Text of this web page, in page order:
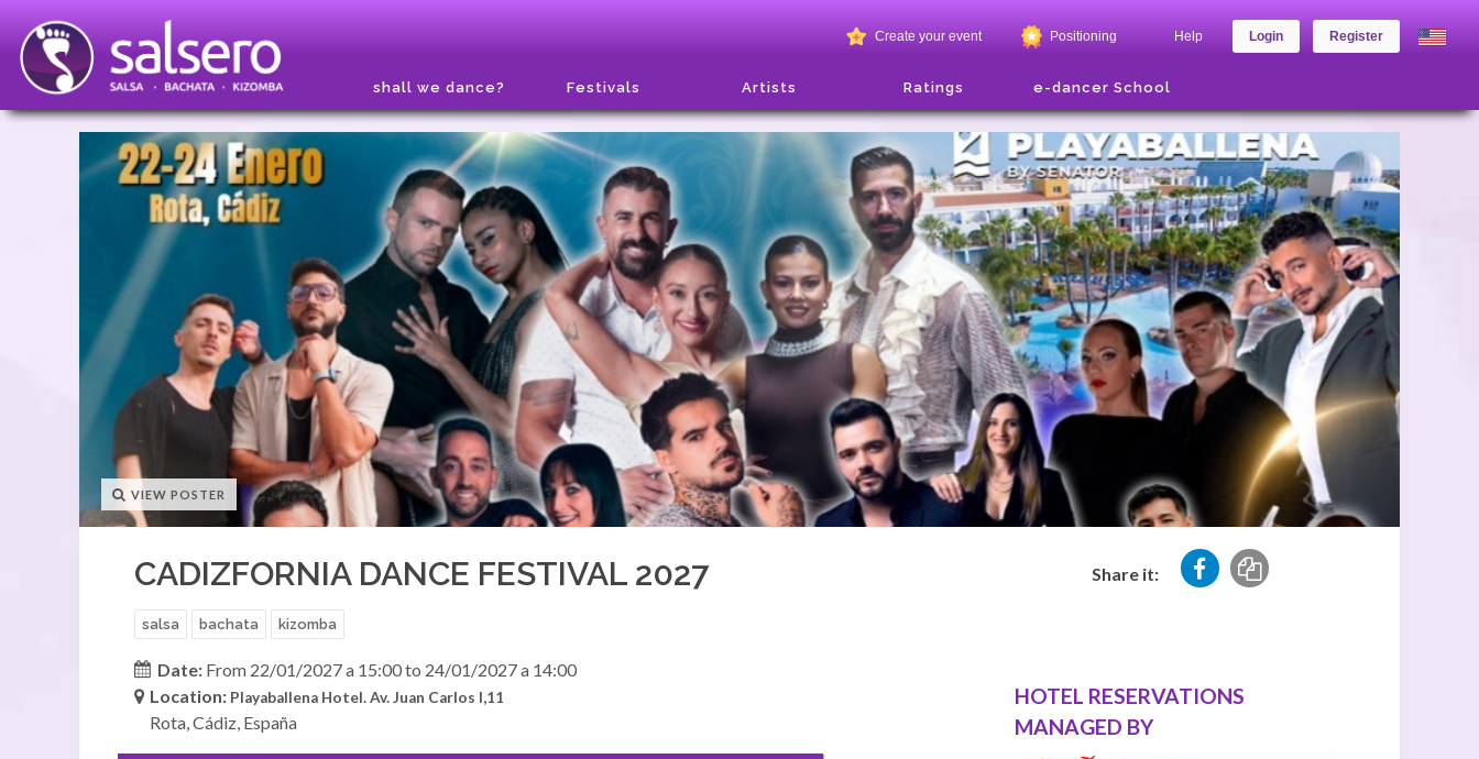
Create your event Positioning Help Login Register
shall we dance? Festivals Artists Ratings e-dancer School
VIEW POSTER
CADIZFORNIA DANCE FESTIVAL 2027
salsa bachata kizomba
Date: From 22/01/2027 a 15:00 to 24/01/2027 a 14:00
Location: Playaballena Hotel.Av. Juan Carlos I,11
Rota, Cádiz, España
Share it:
HOTEL RESERVATIONS
MANAGED BY